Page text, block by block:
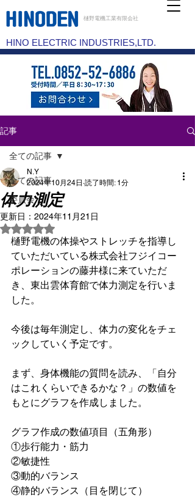
樋野電機工業有限会社
HINO ELECTRIC INDUSTRIES,LTD.
記事
全ての記事
委員会
全ての記事
体力測定
N.Y
2024年10月24日 読了時間: 1分
更新日： 2024年11月21日
5つ星のうちNaNと評価されています。
樋野電機の体操やストレッチを指導し
ていただいている株式会社フジイコー
ポレーションの藤井様に来ていただ
き、東出雲体育館で体力測定を行いま
した。
今後は毎年測定し、体力の変化をチェ
ックしていく予定です。
まず、身体機能の質問を読み、「自分
はこれくらいできるかな？」の数値を
もとにグラフを作成しました。
グラフ作成の数値項目（五角形）
①歩行能力・筋力
②敏捷性
③動的バランス
④静的バランス（目を閉じて）